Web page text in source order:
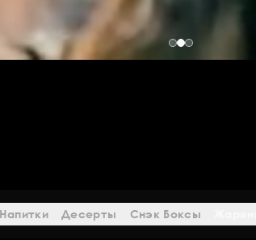
Напитки Десерты Снэк Боксы